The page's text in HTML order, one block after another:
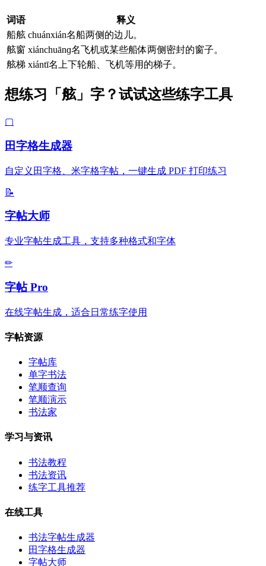
词语
释义
船舷 chuánxián名船两侧的边儿。
舷窗 xiánchuānɡ名飞机或某些船体两侧密封的窗子。
舷梯 xiántī名上下轮船、飞机等用的梯子。
想练习「舷」字？试试这些练字工具
▢
田字格生成器
自定义田字格、米字格字帖，一键生成 PDF 打印练习
📝
字帖大师
专业字帖生成工具，支持多种格式和字体
✏
字帖 Pro
在线字帖生成，适合日常练字使用
字帖资源
字帖库
单字书法
笔顺查询
笔顺演示
书法家
学习与资讯
书法教程
书法资讯
练字工具推荐
在线工具
书法字帖生成器
田字格生成器
字帖大师